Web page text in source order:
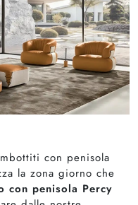
con penisola
la zona giorno che
con penisola Percy